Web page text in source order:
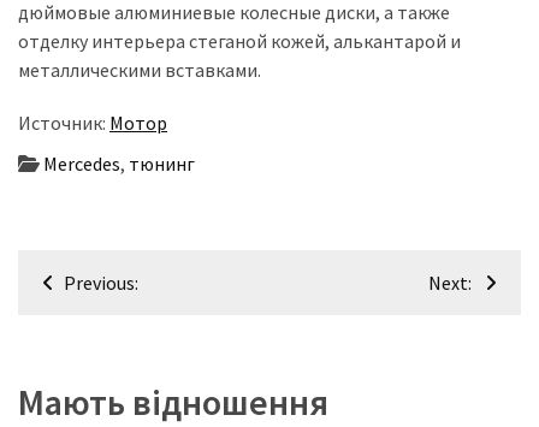
дюймовые алюминиевые колесные диски, а также
отделку интерьера стеганой кожей, алькантарой и
металлическими вставками.
Источник: Мотор
Mercedes, тюнинг
Навігація
Previous: Next:
Мають відношення